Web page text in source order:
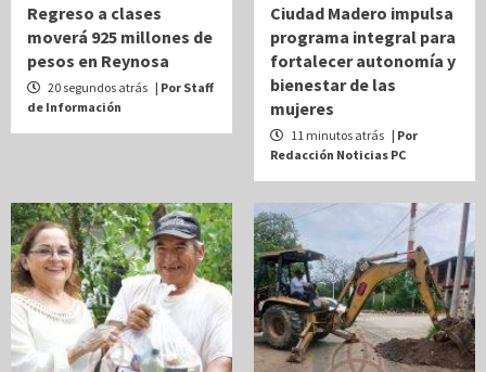
Regreso a clases
moverá 925 millones de
pesos en Reynosa
20 segundos atrás | Por Staff
de Información
Ciudad Madero impulsa
programa integral para
fortalecer autonomía y
bienestar de las
mujeres
11 minutos atrás | Por
Redacción Noticias PC